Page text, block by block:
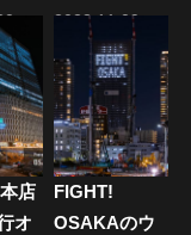
2023.11.09
店
オ
FIGHT!
OSAKAのウ